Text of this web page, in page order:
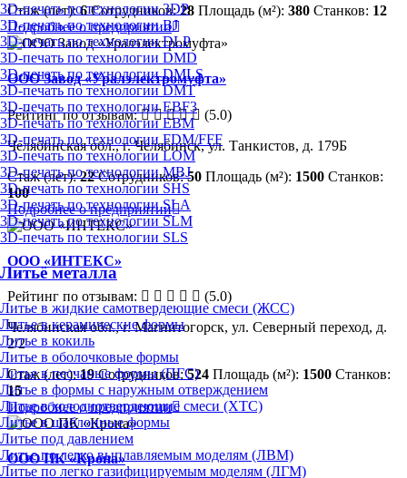
3D-печать по технологии 3DP
3D-печать по технологии BJ
3D-печать по технологии DLP
3D-печать по технологии DMD
3D-печать по технологии DMLS
3D-печать по технологии DMT
3D-печать по технологии EBF3
3D-печать по технологии EBM
3D-печать по технологии FDM/FFF
3D-печать по технологии LOM
3D-печать по технологии MBJ
3D-печать по технологии SHS
3D-печать по технологии SLA
3D-печать по технологии SLM
3D-печать по технологии SLS
Литьё металла
Литье в жидкие самотвердеющие смеси (ЖСС)
Литье в керамические формы
Литье в кокиль
Литье в оболочковые формы
Литье в песчаные формы (ПГС)
Литье в формы с наружным отверждением
Литье в холоднотвердеющие смеси (ХТС)
Литье в шаблонные формы
Литье под давлением
Литье по легко выплавляемым моделям (ЛВМ)
Литье по легко газифицируемым моделям (ЛГМ)
Стаж (лет):6 Сотрудников:28 Площадь (м²): 380 Станков: 12
Подробнее о предприятии
ООО Завод «Уралэлектромуфта»
Рейтинг по отзывам:
(5.0)
Челябинская обл., г. Челябинск, ул. Танкистов, д. 179Б
Стаж (лет):22 Сотрудников:50 Площадь (м²): 1500 Станков:
100
Подробнее о предприятии
ООО «ИНТЕКС»
Рейтинг по отзывам:
(5.0)
Челябинская обл., г. Магнитогорск, ул. Северный переход, д.
2/2
Стаж (лет):19 Сотрудников:524 Площадь (м²): 1500 Станков:
15
Подробнее о предприятии
ООО ПК «Крона»